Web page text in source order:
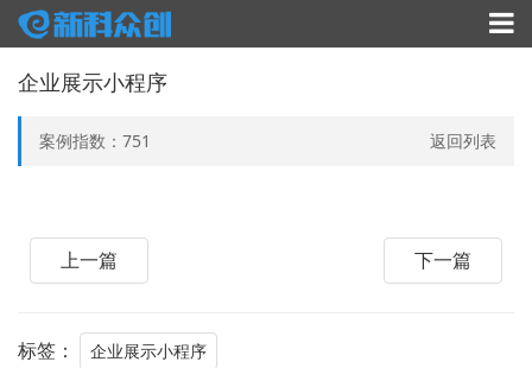
企业展示小程序
案例指数： 751 返回列表
上一篇 下一篇
标签： 企业展示小程序